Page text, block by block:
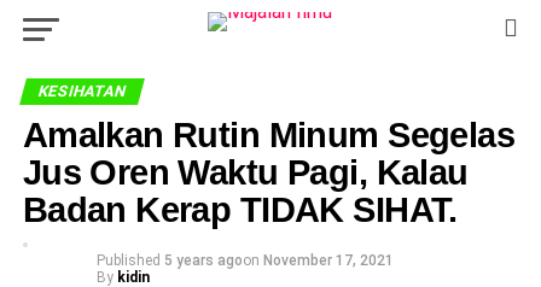
KESIHATAN
Amalkan Rutin Minum Segelas
Jus Oren Waktu Pagi, Kalau
Badan Kerap TIDAK SIHAT.
Published 5 years agoon November 17, 2021
By kidin